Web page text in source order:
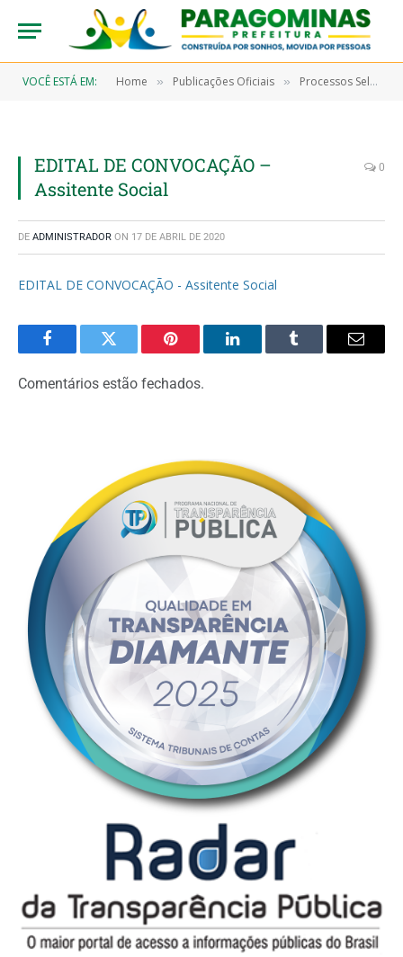
VOCÊ ESTÁ EM: Home » Publicações Oficiais » Processos Seletivos
EDITAL DE CONVOCAÇÃO –
Assitente Social
0
DE ADMINISTRADOR ON 17 DE ABRIL DE 2020
EDITAL DE CONVOCAÇÃO - Assitente Social
FacebookTwitter Pinterest LinkedInTumblr Email
Comentários estão fechados.